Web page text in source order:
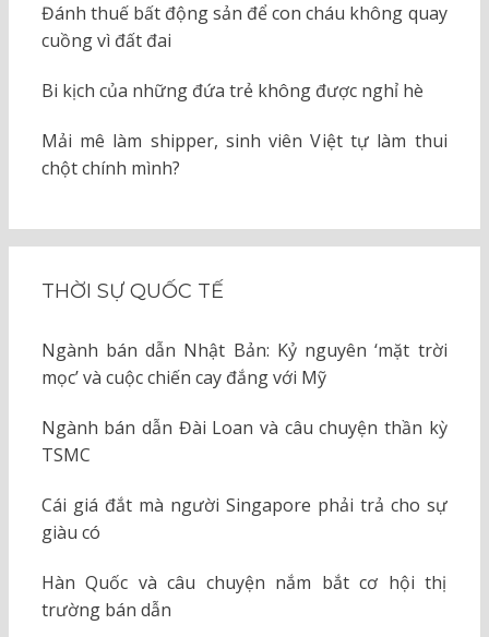
Đánh thuế bất động sản để con cháu không quay
cuồng vì đất đai
Bi kịch của những đứa trẻ không được nghỉ hè
Mải mê làm shipper, sinh viên Việt tự làm thui
chột chính mình?
THỜI SỰ QUỐC TẾ
Ngành bán dẫn Nhật Bản: Kỷ nguyên ‘mặt trời
mọc’ và cuộc chiến cay đắng với Mỹ
Ngành bán dẫn Đài Loan và câu chuyện thần kỳ
TSMC
Cái giá đắt mà người Singapore phải trả cho sự
giàu có
Hàn Quốc và câu chuyện nắm bắt cơ hội thị
trường bán dẫn